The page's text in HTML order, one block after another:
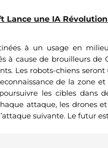
Lance une IA
à un usage en
à cause de brouilleurs de
Les robots-chiens
de la zone
les cibles dans
attaque, les drones
suivante. Le futur